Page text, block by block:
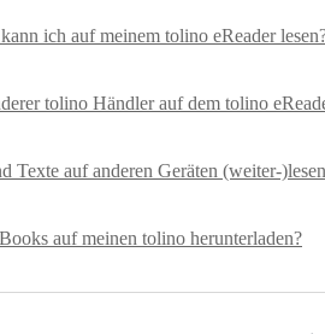
ich auf meinem tolino eReader
tolino Händler auf dem tolino
Texte auf anderen Geräten (weiter-
auf meinen tolino herunterladen?